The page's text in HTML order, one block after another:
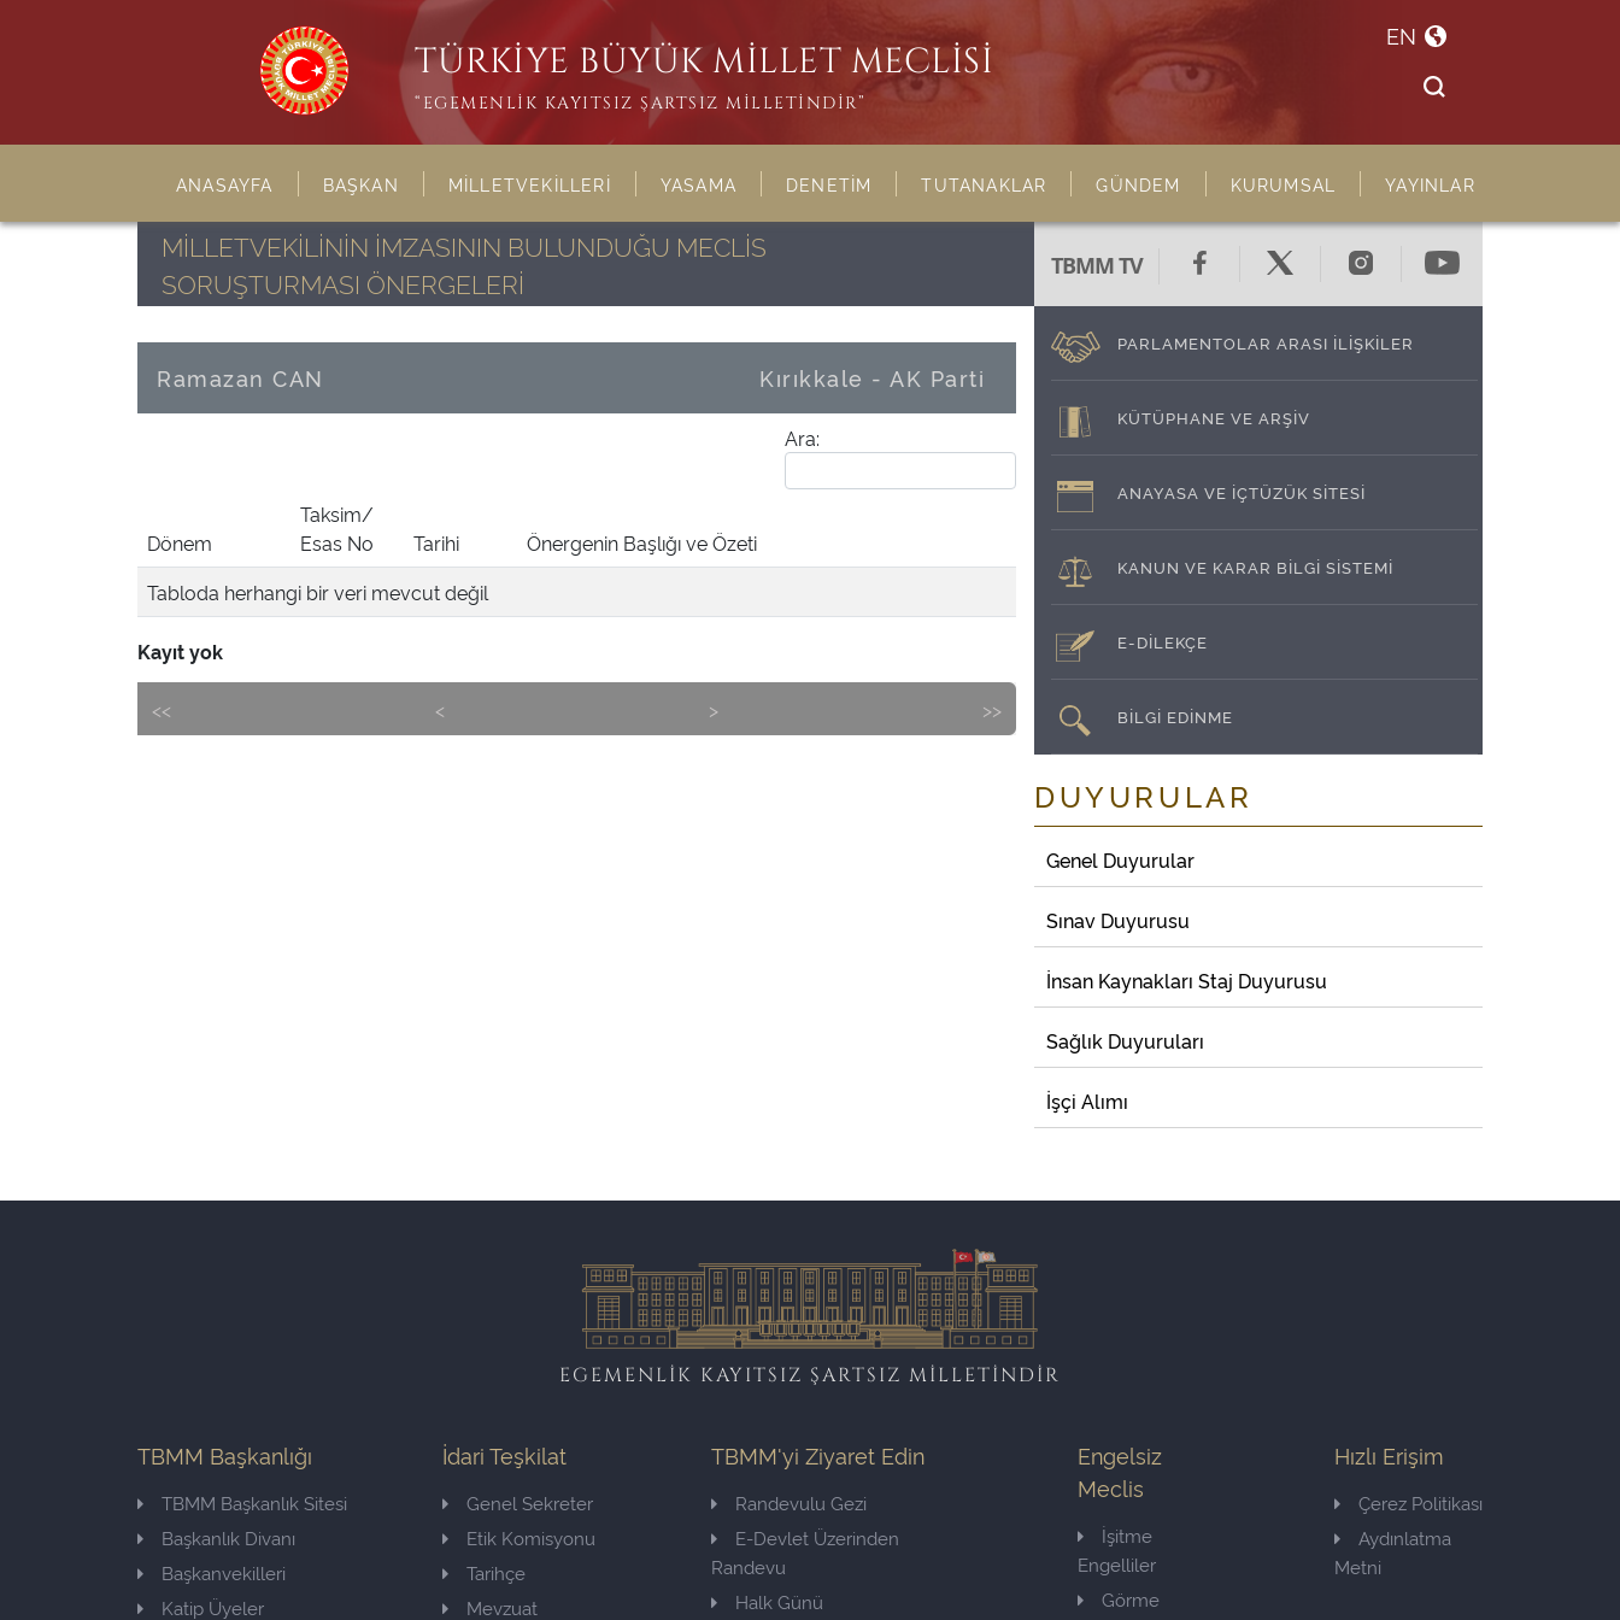
TÜRKİYE BÜYÜK MİLLET MECLİSİ
“EGEMENLİK KAYITSIZ ŞARTSIZ MİLLETİNDİR”
EN
ANASAYFA BAŞKAN MİLLETVEKİLLERİ YASAMA DENETİM TUTANAKLAR GÜNDEM KURUMSAL YAYINLAR
MİLLETVEKİLİNİN İMZASININ BULUNDUĞU MECLİS
SORUŞTURMASI ÖNERGELERİ
Ramazan CAN Kırıkkale - AK Parti
Ara:
Dönem
Taksim/
Esas No
Tarihi
Önergenin Başlığı ve Özeti
Tabloda herhangi bir veri mevcut değil
Kayıt yok
<< < > >>
TBMM TV
PARLAMENTOLAR ARASI İLİŞKİLER
KÜTÜPHANE VE ARŞİV
ANAYASA VE İÇTÜZÜK SİTESİ
KANUN VE KARAR BİLGİ SİSTEMİ
E-DİLEKÇE
BİLGİ EDİNME
DUYURULAR
Genel Duyurular
Sınav Duyurusu
İnsan Kaynakları Staj Duyurusu
Sağlık Duyuruları
İşçi Alımı
EGEMENLİK KAYITSIZ ŞARTSIZ MİLLETİNDİR
TBMM Başkanlığı
TBMM Başkanlık Sitesi
Başkanlık Divanı
Başkanvekilleri
Katip Üyeler
İdari Teşkilat
Genel Sekreter
Etik Komisyonu
Tarihçe
Mevzuat
TBMM'yi Ziyaret Edin
Randevulu Gezi
E-Devlet Üzerinden
Randevu
Halk Günü
Engelsiz
Meclis
İşitme
Engelliler
Görme
Hızlı Erişim
Çerez Politikası
Aydınlatma
Metni